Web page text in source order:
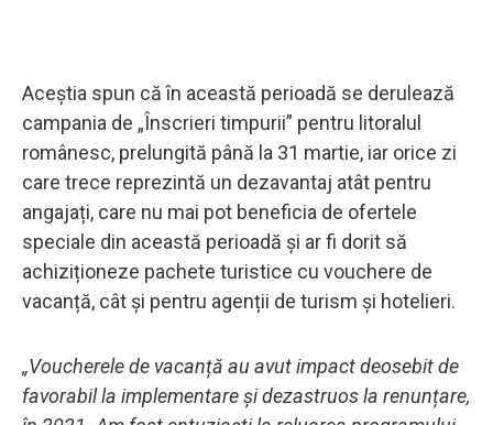
Aceștia spun că în această perioadă se derulează
campania de „Înscrieri timpurii” pentru litoralul
românesc, prelungită până la 31 martie, iar orice zi
care trece reprezintă un dezavantaj atât pentru
angajați, care nu mai pot beneficia de ofertele
speciale din această perioadă și ar fi dorit să
achiziționeze pachete turistice cu vouchere de
vacanță, cât și pentru agenții de turism și hotelieri.
„Voucherele de vacanță au avut impact deosebit de
favorabil la implementare și dezastruos la renunțare,